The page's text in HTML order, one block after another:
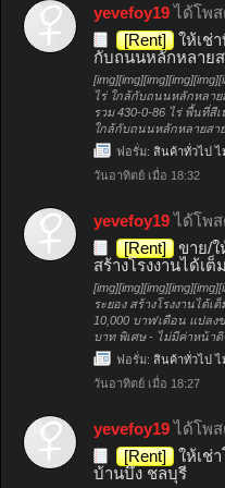
yevefoy19ได้โพ
[Rent]
ให้เช่
กับถนนหลักหลาย
ไร่ ใกล้กับถนนหลักหลาย
รวม 430-0-86 ไร่ พื้นที่
ใกล้กับถนนหลักหลายสาย
ฟอรั่ม: สินค้าทั่วไป
วันอาทิตย์ เมื่อ 18:32
yevefoy19ได้โพ
[Rent]
ขาย/ใ
สร้างโรงงานได้เต็
ระยอง สร้างโรงงานได้เ
10,000 บาท/เดือน แปลง
บาท พิเศษ - ไม่มีค่าหน้าดิ
ฟอรั่ม: สินค้าทั่วไป
วันอาทิตย์ เมื่อ 18:27
yevefoy19ได้โพ
[Rent]
ให้เช่
บ้านบึง ชลบุรี